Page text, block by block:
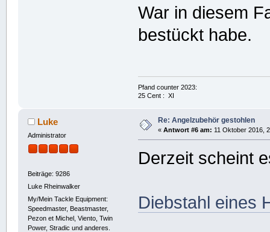
War in diesem
bestückt habe.
Pfand counter 2023:
25 Cent : XI
Luke
Administrator
Beiträge: 9286
Luke Rheinwalker
My/Mein Tackle Equipment:
Speedmaster, Beastmaster,
Pezon et Michel, Viento, Twin
Power, Stradic und anderes.
Re: Angelzubehör gestohlen
« Antwort #6 am: 11 Oktober 2016,
Derzeit scheint
Diebstahl eines